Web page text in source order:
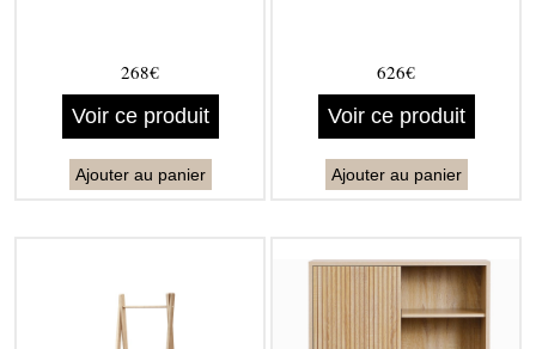
268€
Voir ce produit
Ajouter au panier
626€
Voir ce produit
Ajouter au panier